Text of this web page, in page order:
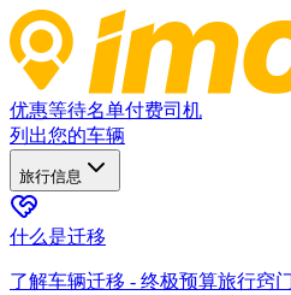
优惠等待名单付费司机
列出您的车辆
旅行信息
什么是迁移
了解车辆迁移 - 终极预算旅行窍